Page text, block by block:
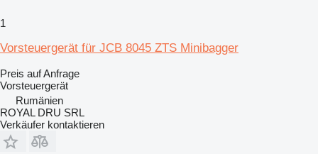
1
Vorsteuergerät für JCB 8045 ZTS Minibagger
Preis auf Anfrage
Vorsteuergerät
Rumänien
ROYAL DRU SRL
Verkäufer kontaktieren